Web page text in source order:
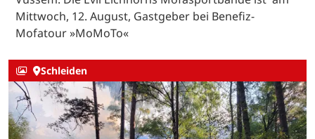
Mittwoch, 12. August, Gastgeber bei Benefiz-
Mofatour »MoMoTo«
Schleiden